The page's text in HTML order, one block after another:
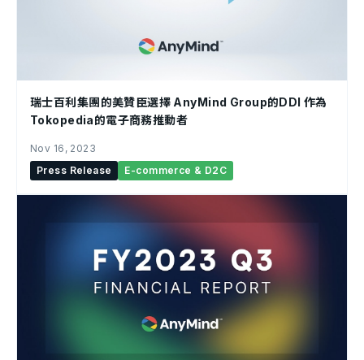
Press Release E-commerce & D2C
Nov 16, 2023
瑞士百利集團的美贊臣選擇 AnyMind Group的DDI 作為
Tokopedia的電子商務推動者